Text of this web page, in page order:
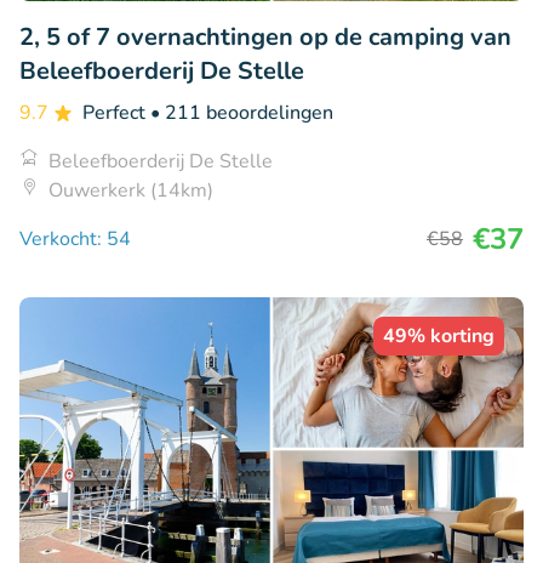
2, 5 of 7 overnachtingen op de camping van
Beleefboerderij De Stelle
9.7 Perfect • 211 beoordelingen
Beleefboerderij De Stelle
Ouwerkerk (14km)
Verkocht: 54
€58 €37
49% korting